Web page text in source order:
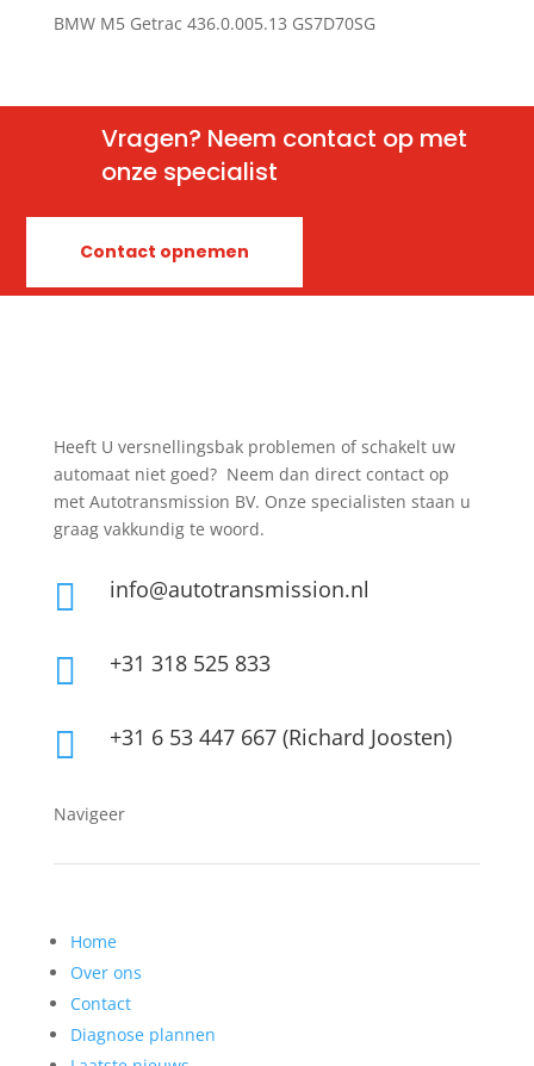
BMW M5 Getrac 436.0.005.13 GS7D70SG
Vragen? Neem contact op met
onze specialist
Contact opnemen
Heeft U versnellingsbak problemen of schakelt uw
automaat niet goed? Neem dan direct contact op
met Autotransmission BV. Onze specialisten staan u
graag vakkundig te woord.
 info@autotransmission.nl
 +31 318 525 833
 +31 6 53 447 667 (Richard Joosten)
Navigeer
Home
Over ons
Contact
Diagnose plannen